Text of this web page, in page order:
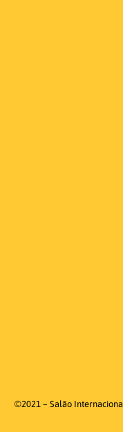
©2021 – Salão